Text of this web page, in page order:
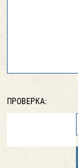
ПРОВЕРКА: